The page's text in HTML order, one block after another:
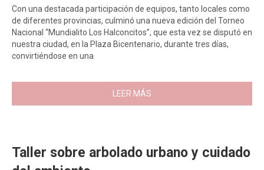
Con una destacada participación de equipos, tanto locales como
de diferentes provincias, culminó una nueva edición del Torneo
Nacional “Mundialito Los Halconcitos”, que esta vez se disputó en
nuestra ciudad, en la Plaza Bicentenario, durante tres días,
convirtiéndose en una
LEER MÁS
Taller sobre arbolado urbano y cuidado